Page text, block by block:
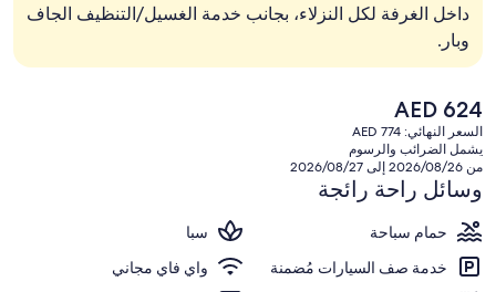
داخل الغرفة لكل النزلاء، بجانب خدمة الغسيل/التنظيف الجاف
وبار.
السعر
الحالي
هو
AED
624
AED 624
السعر النهائي: AED 774
يشمل الضرائب والرسوم
من 2026/08/26 إلى 2026/08/27
وسائل راحة رائجة
حمام سباحة
سبا
خدمة صف السيارات مُضمنة
واي فاي مجاني